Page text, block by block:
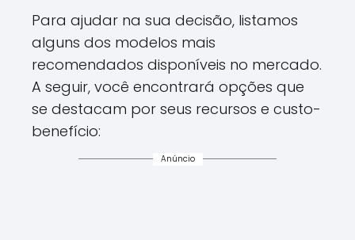
Para ajudar na sua decisão, listamos
alguns dos modelos mais
recomendados disponíveis no mercado.
A seguir, você encontrará opções que
se destacam por seus recursos e custo-
benefício:
Anúncio